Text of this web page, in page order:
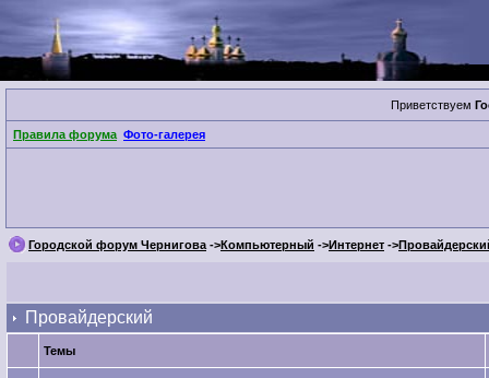
Приветствуем
Правила форума Фото-галерея
Городской форум Чернигова ->Компьютерный ->Интернет ->
Провайдерский
Темы